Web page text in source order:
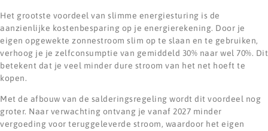
Het grootste voordeel van slimme energiesturing is de
aanzienlijke kostenbesparing op je energierekening. Door je
eigen opgewekte zonnestroom slim op te slaan en te gebruiken,
verhoog je je zelfconsumptie van gemiddeld 30% naar wel 70%. Dit
betekent dat je veel minder dure stroom van het net hoeft te
kopen.
Met de afbouw van de salderingsregeling wordt dit voordeel nog
groter. Naar verwachting ontvang je vanaf 2027 minder
vergoeding voor teruggeleverde stroom, waardoor het eigen